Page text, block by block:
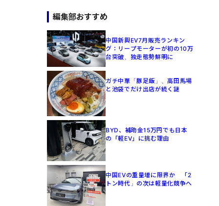
編集部おすすめ
中国新興EV7月販売ランキン
グ：リープモーターが初の10万
台突破、独走態勢鮮明に
ガチ中華「豚足飯」、高田馬場
と池袋でだけ出店が続く謎
BYD、補助金15万円でも日本
の「軽EV」に挑む理由
中国EVの重量増に限界か 「2
トン時代」の次は軽量化競争へ